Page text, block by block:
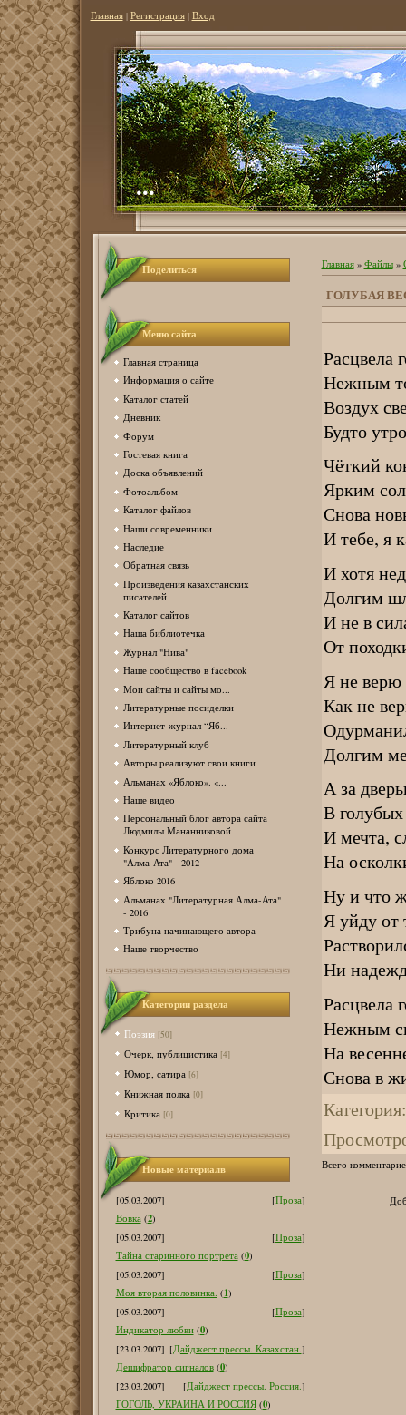
Главная| Регистрация| Вход
...
Поделиться
Меню сайта
Главная страница
Информация о сайте
Каталог статей
Дневник
Форум
Гостевая книга
Доска объявлений
Фотоальбом
Каталог файлов
Наши современники
Наследие
Обратная связь
Произведения казахстанских
писателей
Каталог сайтов
Наша библиотечка
Журнал "Нива"
Наше сообщество в facebook
Мои сайты и сайты мо...
Литературные посиделки
Интернет-журнал “Яб...
Литературный клуб
Авторы реализуют свои книги
Альманах «Яблоко». «...
Наше видео
Персональный блог автора сайта
Людмилы Мананниковой
Конкурс Литературного дома
"Алма-Ата" - 2012
Яблоко 2016
Альманах "Литературная Алма-Ата"
- 2016
Трибуна начинающего автора
Наше творчество
Категории раздела
Поэзия [50]
Очерк, публицистика [4]
Юмор, сатира [6]
Книжная полка [0]
Критика [0]
Новые материалв
[05.03.2007] [Проза]
Вовка (2)
[05.03.2007]
[Проза]
Тайна старинного портрета (0)
[05.03.2007]
[Проза]
Моя вторая половинка. (1)
[05.03.2007]
[Проза]
Индикатор любви (0)
[23.03.2007] [Дайджест прессы. Казахстан.]
Дешифратор сигналов (0)
[23.03.2007]
[Дайджест прессы. Россия.]
ГОГОЛЬ, УКРАИНА И РОССИЯ (0)
Главная» Файлы»
ГОЛУБАЯ
Расцвела
Нежным
Воздух
Будто
Чёткий
Ярким
Снова
И тебе, я
И хотя
Долгим
И не в
От
Я не верю
Как не
Долгим
А за
В
И мечта,
На
Ну и что
Я уйду от
Ни
Расцвела
Нежным
На
Снова в
Категория:
Всего